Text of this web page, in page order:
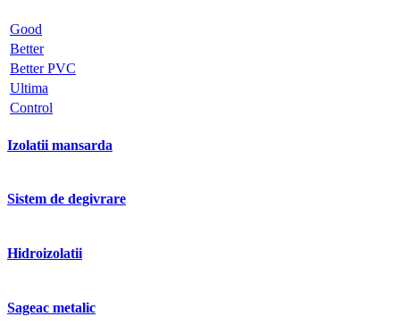
Good
Better
Better PVC
Ultima
Control
Izolatii mansarda
Sistem de degivrare
Hidroizolatii
Sageac metalic